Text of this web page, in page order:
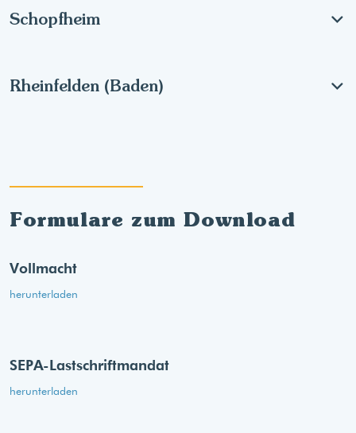
Schopfheim
Rheinfelden (Baden)
Formulare zum Download
Vollmacht
herunterladen
SEPA-Lastschriftmandat
herunterladen